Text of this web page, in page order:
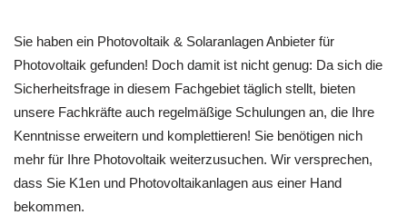
Sie haben ein Photovoltaik & Solaranlagen Anbieter für
Photovoltaik gefunden! Doch damit ist nicht genug: Da sich die
Sicherheitsfrage in diesem Fachgebiet täglich stellt, bieten
unsere Fachkräfte auch regelmäßige Schulungen an, die Ihre
Kenntnisse erweitern und komplettieren! Sie benötigen nich
mehr für Ihre Photovoltaik weiterzusuchen. Wir versprechen,
dass Sie K1en und Photovoltaikanlagen aus einer Hand
bekommen.